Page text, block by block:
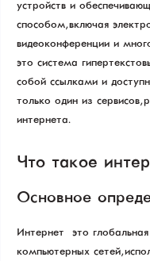
устройств и
способом, включая
видеоконференции и
это система
собой ссылками и
только один из
интернета.
Что такое
Основное
Интернет — это
компьютерных сетей,